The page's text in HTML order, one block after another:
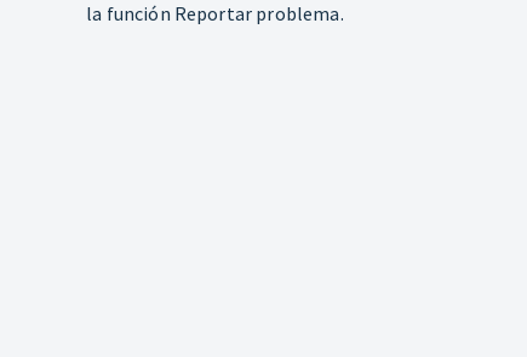
la función Reportar problema.